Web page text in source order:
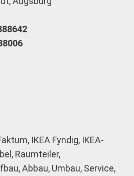
IKEA Fyndig, IKEA-
Raumteiler,
Abbau, Umbau, Service,